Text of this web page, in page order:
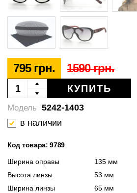
795 грн. 1590 грн.
КУПИТЬ
5242-1403
Модель
в наличии
Код товара: 9789
Ширина оправы
135 мм
Высота линзы
53 мм
Ширина линзы
65 мм